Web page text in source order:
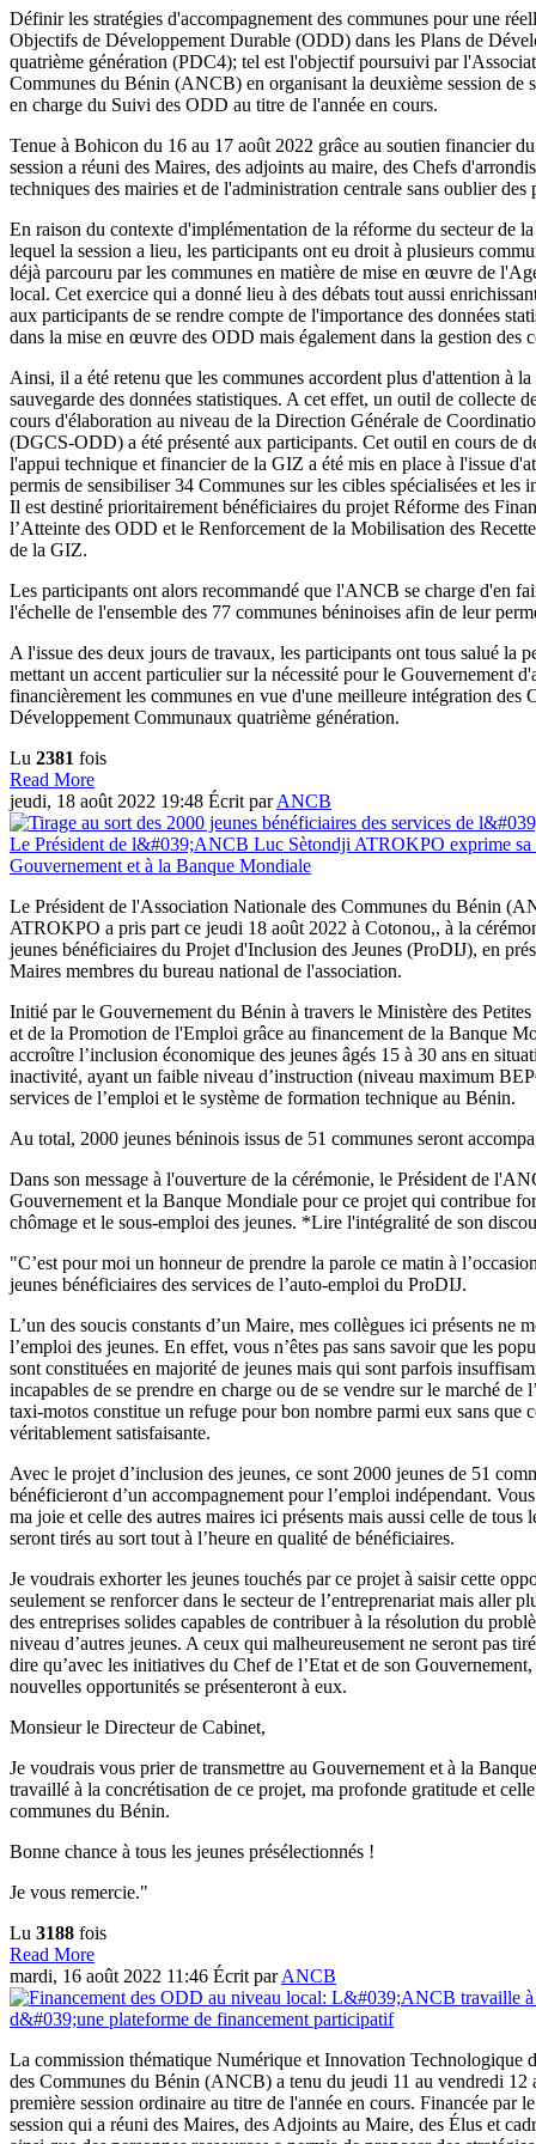
Définir les stratégies d'accompagnement des communes pour une
Objectifs de Développement Durable (ODD) dans les Plans de
quatrième génération (PDC4); tel est l'objectif poursuivi par
Communes du Bénin (ANCB) en organisant la deuxième session de
en charge du Suivi des ODD au titre de l'année en cours.
Tenue à Bohicon du 16 au 17 août 2022 grâce au soutien financier
session a réuni des Maires, des adjoints au maire, des Chefs
techniques des mairies et de l'administration centrale sans oublier des
En raison du contexte d'implémentation de la réforme du secteur de
lequel la session a lieu, les participants ont eu droit à plusieurs
déjà parcouru par les communes en matière de mise en œuvre de
local. Cet exercice qui a donné lieu à des débats tout aussi
aux participants de se rendre compte de l'importance des données
dans la mise en œuvre des ODD mais également dans la gestion des
Ainsi, il a été retenu que les communes accordent plus d'attention à
sauvegarde des données statistiques. A cet effet, un outil de collecte
cours d'élaboration au niveau de la Direction Générale de
(DGCS-ODD) a été présenté aux participants. Cet outil en cours de
l'appui technique et financier de la GIZ a été mis en place à l'issue
permis de sensibiliser 34 Communes sur les cibles spécialisées et les
Il est destiné prioritairement bénéficiaires du projet Réforme des
l’Atteinte des ODD et le Renforcement de la Mobilisation des
de la GIZ.
Les participants ont alors recommandé que l'ANCB se charge d'en
l'échelle de l'ensemble des 77 communes béninoises afin de leur
A l'issue des deux jours de travaux, les participants ont tous salué la
mettant un accent particulier sur la nécessité pour le Gouvernement
financièrement les communes en vue d'une meilleure intégration des
Développement Communaux quatrième génération.
Lu 2381 fois
Read More
jeudi, 18 août 2022 19:48 Écrit parANCB
Le Président de l'Association Nationale des Communes du Bénin
ATROKPO a pris part ce jeudi 18 août 2022 à Cotonou,, à la
jeunes bénéficiaires du Projet d'Inclusion des Jeunes (ProDIJ), en
Maires membres du bureau national de l'association.
Initié par le Gouvernement du Bénin à travers le Ministère des
et de la Promotion de l'Emploi grâce au financement de la Banque
accroître l’inclusion économique des jeunes âgés 15 à 30 ans en
inactivité, ayant un faible niveau d’instruction (niveau maximum
services de l’emploi et le système de formation technique au Bénin.
Au total, 2000 jeunes béninois issus de 51 communes seront
Dans son message à l'ouverture de la cérémonie, le Président de
Gouvernement et la Banque Mondiale pour ce projet qui contribue
chômage et le sous-emploi des jeunes. *Lire l'intégralité de son
"C’est pour moi un honneur de prendre la parole ce matin à
jeunes bénéficiaires des services de l’auto-emploi du ProDIJ.
L’un des soucis constants d’un Maire, mes collègues ici présents ne
l’emploi des jeunes. En effet, vous n’êtes pas sans savoir que les
sont constituées en majorité de jeunes mais qui sont parfois
incapables de se prendre en charge ou de se vendre sur le marché de
taxi-motos constitue un refuge pour bon nombre parmi eux sans que
véritablement satisfaisante.
Avec le projet d’inclusion des jeunes, ce sont 2000 jeunes de 51
bénéficieront d’un accompagnement pour l’emploi indépendant.
ma joie et celle des autres maires ici présents mais aussi celle de tous
seront tirés au sort tout à l’heure en qualité de bénéficiaires.
Je voudrais exhorter les jeunes touchés par ce projet à saisir cette
seulement se renforcer dans le secteur de l’entreprenariat mais aller
des entreprises solides capables de contribuer à la résolution du
niveau d’autres jeunes. A ceux qui malheureusement ne seront pas
dire qu’avec les initiatives du Chef de l’Etat et de son
nouvelles opportunités se présenteront à eux.
Monsieur le Directeur de Cabinet,
Je voudrais vous prier de transmettre au Gouvernement et à la
travaillé à la concrétisation de ce projet, ma profonde gratitude et
communes du Bénin.
Bonne chance à tous les jeunes présélectionnés !
Je vous remercie."
Lu 3188 fois
Read More
mardi, 16 août 2022 11:46 Écrit parANCB
La commission thématique Numérique et Innovation Technologique
des Communes du Bénin (ANCB) a tenu du jeudi 11 au vendredi 12
première session ordinaire au titre de l'année en cours. Financée par
session qui a réuni des Maires, des Adjoints au Maire, des Élus et